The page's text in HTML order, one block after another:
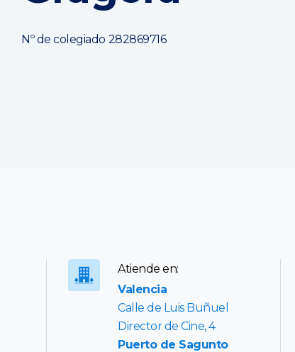
Nº de colegiado 282869716
Atiende en:
Valencia
Calle de Luis Buñuel
Director de Cine, 4
Puerto de Sagunto